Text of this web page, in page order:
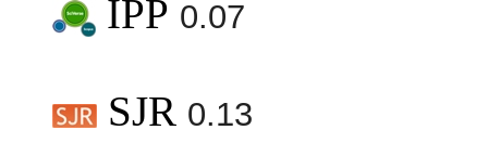
IPP 0.07
SJR 0.13